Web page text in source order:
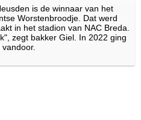
is de winnaar van het
Worstenbroodje. Dat werd
in het stadion van NAC Breda.
zegt bakker Giel. In 2022 ging